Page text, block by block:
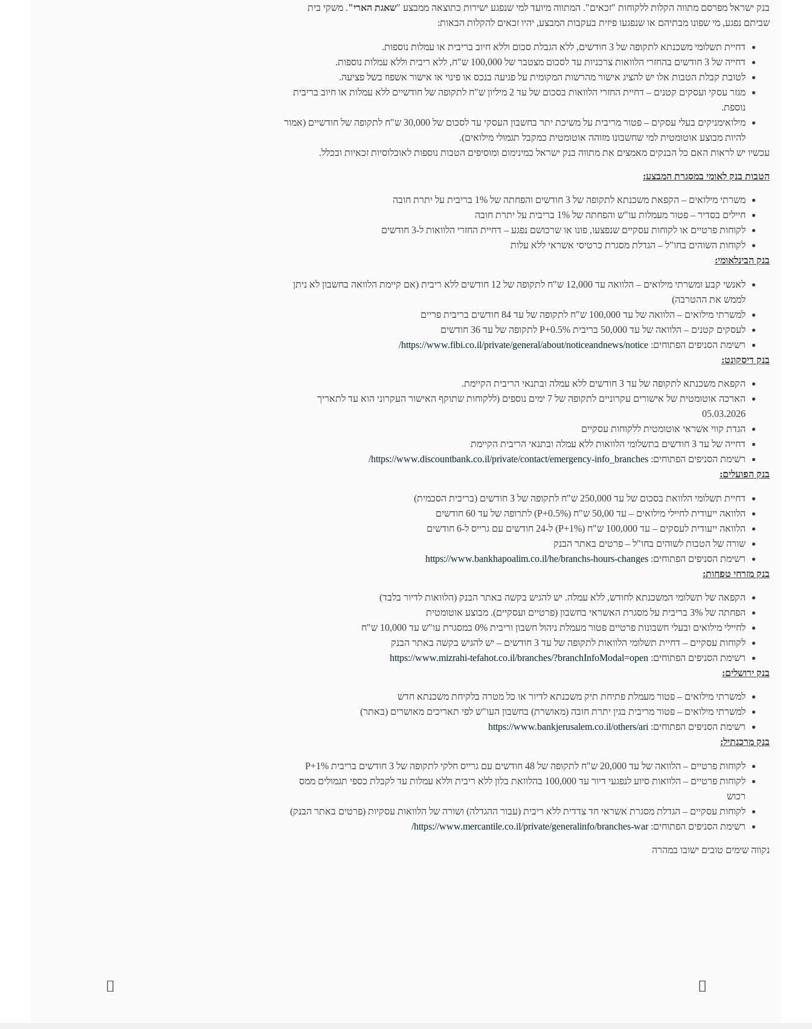
בנק ישראל מפרסם מתווה הקלות ללקוחות "זכאים". המתווה מיועד למי שנפגע ישירות כתוצאה ממבצע "שאגת הארי". משקי בית
שביתם נפגע, מי שפונו מבתיהם או שנפגעו פיזית בעקבות המבצע, יהיו זכאים להקלות הבאות:
דחיית תשלומי משכנתא לתקופה של 3 חודשים, ללא הגבלת סכום וללא חיוב בריבית או עמלות נוספות.
דחייה של 3 חודשים בהחזרי הלוואות צרכניות עד לסכום מצטבר של 100,000 ש"ח, ללא ריבית וללא עמלות נוספות.
לטובת קבלת הטבות אלו יש להציג אישור מהרשות המקומית על פגיעה בנכס או פינוי או אישור אשפוז בשל פציעה.
מגזר עסקי ועסקים קטנים – דחיית החזרי הלוואות בסכום של עד 2 מיליון ש"ח לתקופה של חודשיים ללא עמלות או חיוב בריבית
נוספת.
מילואימניקים בעלי עסקים – פטור מריבית על משיכת יתר בחשבון העסקי עד לסכום של 30,000 ש"ח לתקופה של חודשיים (אמור
להיות מבוצע אוטומטית למי שחשבונו מזוהה אוטומטית כמקבל תגמולי מילואים).
עכשיו יש לראות האם כל הבנקים מאמצים את מתווה בנק ישראל כמינימום ומוסיפים הטבות נוספות לאוכלוסיות זכאיות ובכלל.
הטבות בנק לאומי במסגרת המבצע:
משרתי מילואים – הקפאת משכנתא לתקופה של 3 חודשים והפחתה של 1% בריבית על יתרת חובה
חיילים בסדיר – פטור מעמלות עו"ש והפחתה של 1% בריבית על יתרת חובה
לקוחות פרטיים או לקוחות עסקיים שנפצעו, פונו או שרכושם נפגע – דחיית החזרי הלוואות ל-3 חודשים
לקוחות השוהים בחו"ל – הגדלת מסגרת כרטיסי אשראי ללא עלות
בנק הבינלאומי:
לאנשי קבע ומשרתי מילואים – הלוואה עד 12,000 ש"ח לתקופה של 12 חודשים ללא ריבית (אם קיימת הלוואה בחשבון לא ניתן
לממש את ההטרבה)
למשרתי מילואים – הלוואה של עד 100,000 ש"ח לתקופה של עד 84 חודשים בריבית פריים
לעסקים קטנים – הלוואה של עד 50,000 בריבית P+0.5% לתקופה של עד 36 חודשים
רשימת הסניפים הפתוחים: https://www.fibi.co.il/private/general/about/noticeandnews/notice/
בנק דיסקונט:
הקפאת משכנתא לתקופה של עד 3 חודשים ללא עמלה ובתנאי הריבית הקיימת.
הארכה אוטומטית של אישורים עקרוניים לתקופה של 7 ימים נוספים (ללקוחות שתוקף האישור העקרוני הוא עד לתאריך
05.03.2026
הגדת קווי אשראי אוטומטית ללקוחות עסקיים
דחייה של עד 3 חודשים בתשלומי הלוואות ללא עמלה ובתנאי הריבית הקיימת
רשימת הסניפים הפתוחים: https://www.discountbank.co.il/private/contact/emergency-info_branches/
בנק הפועלים:
דחיית תשלומי הלוואת בסכום של עד 250,000 ש"ח לתקופה של 3 חודשים (בריבית הסכמית)
הלוואה ייעודית לחיילי מילואים – עד 50,00 ש"ח (P+0.5%) לתרופה של עד 60 חודשים
הלוואה ייעודית לעסקים – עד 100,000 ש"ח (P+1%) ל-24 חודשים עם גרייס ל-6 חודשים
שורה של הטבות לשוהים בחו"ל – פרטים באתר הבנק
רשימת הסניפים הפתוחים: https://www.bankhapoalim.co.il/he/branchs-hours-changes
בנק מזרחי טפחות:
הקפאה של תשלומי המשכנתא לחודש, ללא עמלה. יש להגיש בקשה באתר הבנק (הלוואות לדיור בלבד)
הפחתה של 3% בריבית על מסגרת האשראי בחשבון (פרטיים ועסקיים). מבוצע אוטומטית
לחיילי מילואים ובעלי חשבונות פרטיים פטור מעמלת ניהול חשבון וריבית 0% במסגרת עו"ש עד 10,000 ש"ח
לקוחות עסקיים – דחיית תשלומי הלוואות לתקופה של עד 3 חודשים – יש להגיש בקשה באתר הבנק
רשימת הסניפים הפתוחים: https://www.mizrahi-tefahot.co.il/branches/?branchInfoModal=open
בנק ירושלים:
למשרתי מילואים – פטור מעמלת פתיחת תיק משכנתא לדיור או כל מטרה בלקיחת משכנתא חדש
למשרתי מילואים – פטור מריבית בגין יתרת חובה (מאושרת) בחשבון העו"ש לפי תאריכים מאושרים (באתר)
רשימת הסניפים הפתוחים: https://www.bankjerusalem.co.il/others/ari
בנק מרכנתיל:
לקוחות פרטיים – הלוואה של עד 20,000 ש"ח לתקופה של 48 חודשים עם גרייס חלקי לתקופה של 3 חודשים בריבית P+1%
לקוחות פרטיים – הלוואות סיוע לנפגעי דיור עד 100,000 בהלוואת בלון ללא ריבית וללא עמלות עד לקבלת כספי תגמולים ממס
רכוש
לקוחות עסקיים – הגדלת מסגרת אשראי חד צדדית ללא ריבית (עבור ההגדלה) ושורה של הלוואות עסקיות (פרטים באתר הבנק)
רשימת הסניפים הפתוחים:https://www.mercantile.co.il/private/generalinfo/branches-war/
נקווה שימים טובים ישובו במהרה